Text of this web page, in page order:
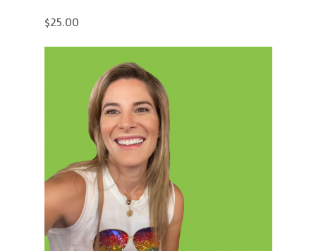
$25.00